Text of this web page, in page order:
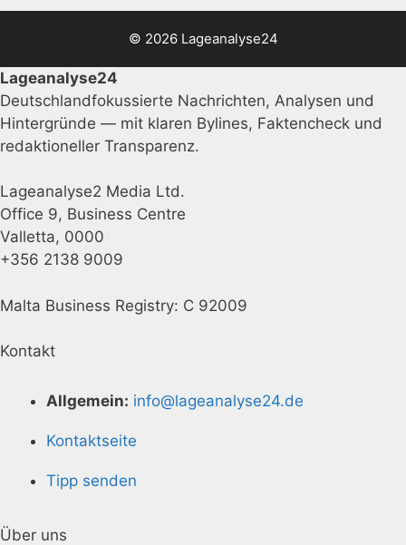
© 2026 Lageanalyse24
Lageanalyse24
Deutschlandfokussierte Nachrichten, Analysen und
Hintergründe — mit klaren Bylines, Faktencheck und
redaktioneller Transparenz.
Lageanalyse2 Media Ltd.
Office 9, Business Centre
Valletta, 0000
+356 2138 9009
Malta Business Registry: C 92009
Kontakt
Allgemein: info@lageanalyse24.de
Kontaktseite
Tipp senden
Über uns